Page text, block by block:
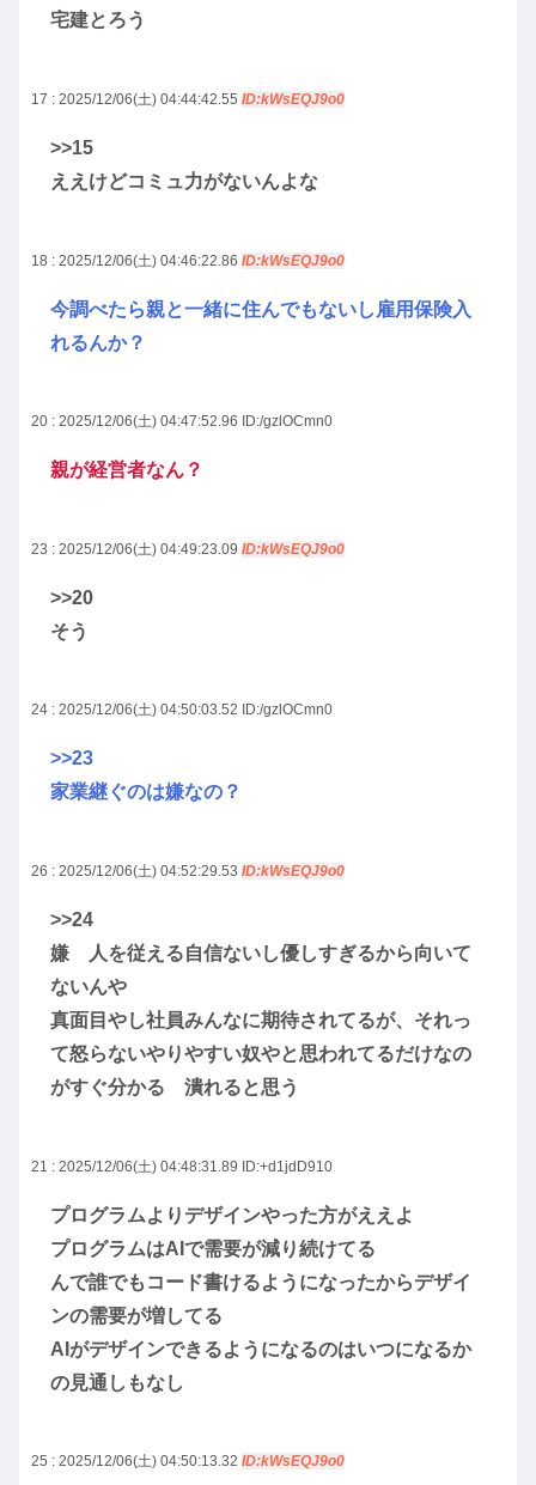
宅建とろう
17 : 2025/12/06(土) 04:44:42.55 ID:kWsEQJ9o0
>>15
ええけどコミュ力がないんよな
18 : 2025/12/06(土) 04:46:22.86 ID:kWsEQJ9o0
今調べたら親と一緒に住んでもないし雇用保険入
れるんか？
20 : 2025/12/06(土) 04:47:52.96 ID:/gzlOCmn0
親が経営者なん？
23 : 2025/12/06(土) 04:49:23.09 ID:kWsEQJ9o0
>>20
そう
24 : 2025/12/06(土) 04:50:03.52 ID:/gzlOCmn0
>>23
家業継ぐのは嫌なの？
26 : 2025/12/06(土) 04:52:29.53 ID:kWsEQJ9o0
>>24
嫌 人を従える自信ないし優しすぎるから向いて
ないんや
真面目やし社員みんなに期待されてるが、それっ
て怒らないやりやすい奴やと思われてるだけなの
がすぐ分かる 潰れると思う
21 : 2025/12/06(土) 04:48:31.89 ID:+d1jdD910
プログラムよりデザインやった方がええよ
プログラムはAIで需要が減り続けてる
んで誰でもコード書けるようになったからデザイ
ンの需要が増してる
AIがデザインできるようになるのはいつになるか
の見通しもなし
25 : 2025/12/06(土) 04:50:13.32 ID:kWsEQJ9o0